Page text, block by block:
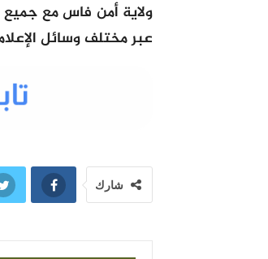
ولاية أمن فاس مع جميع
عبر مختلف وسائل
شارك